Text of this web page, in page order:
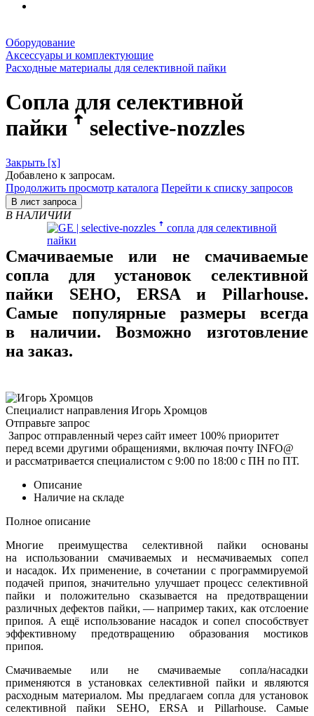
Оборудование
Аксессуары и комплектующие
Расходные материалы для селективной пайки
Сопла для селективной
пайки ꜛ selective-nozzles
Закрыть [x]
Добавлено к запросам.
Продолжить просмотр каталога Перейти к списку запросов
В лист запроса
В НАЛИЧИИ
Смачиваемые или не смачиваемые
сопла для установок селективной
пайки SEHO, ERSA и Pillarhouse.
Самые популярные размеры всегда
в наличии. Возможно изготовление
на заказ.
Специалист направления Игорь Хромцов
Отправьте запрос
Запрос отправленный через сайт имеет 100% приоритет
перед всеми другими обращениями, включая почту INFO@
и рассматривается специалистом с 9:00 по 18:00 с ПН по ПТ.
Описание
Наличие на складе
Полное описание
Многие преимущества селективной пайки основаны
на использовании смачиваемых и несмачиваемых сопел
и насадок. Их применение, в сочетании с программируемой
подачей припоя, значительно улучшает процесс селективной
пайки и положительно сказывается на предотвращении
различных дефектов пайки, — например таких, как отслоение
припоя. А ещё использование насадок и сопел способствует
эффективному предотвращению образования мостиков
припоя.
Смачиваемые или не смачиваемые сопла/насадки
применяются в установках селективной пайки и являются
расходным материалом. Мы предлагаем сопла для установок
селективной пайки SEHO, ERSA и Pillarhouse. Самые